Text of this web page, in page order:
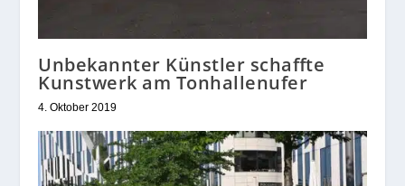
Unbekannter Künstler schaffte
Kunstwerk am Tonhallenufer
4. Oktober 2019